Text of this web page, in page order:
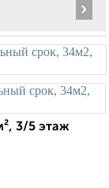
›
3/5 этаж